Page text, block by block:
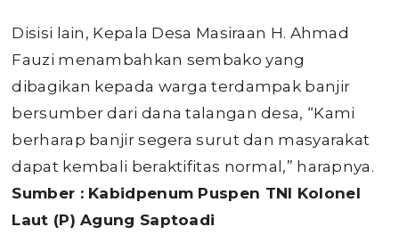
Disisi lain, Kepala Desa Masiraan H. Ahmad
Fauzi menambahkan sembako yang
dibagikan kepada warga terdampak banjir
bersumber dari dana talangan desa, “Kami
berharap banjir segera surut dan masyarakat
dapat kembali beraktifitas normal,” harapnya.
Sumber : Kabidpenum Puspen TNI Kolonel
Laut (P) Agung Saptoadi